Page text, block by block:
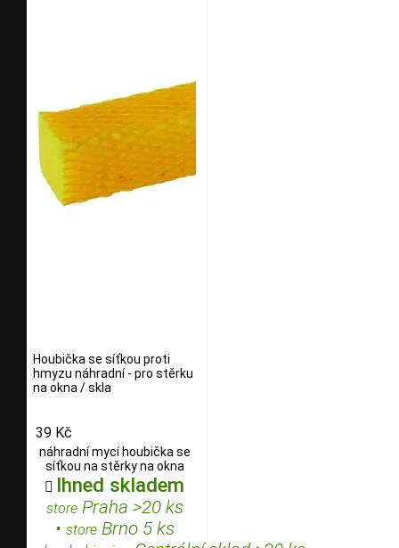
Houbička se síťkou proti
hmyzu náhradní - pro stěrku
na okna / skla
39 Kč
náhradní mycí houbička se
síťkou na stěrky na okna
 Ihned skladem
storePraha >20 ks
• storeBrno 5 ks